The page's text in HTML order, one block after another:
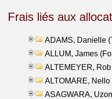
Frais liés aux
ADAMS, Danielle
ALLUM, James
ALTEMEYER,
ALTOMARE, Nello
ASAGWARA,